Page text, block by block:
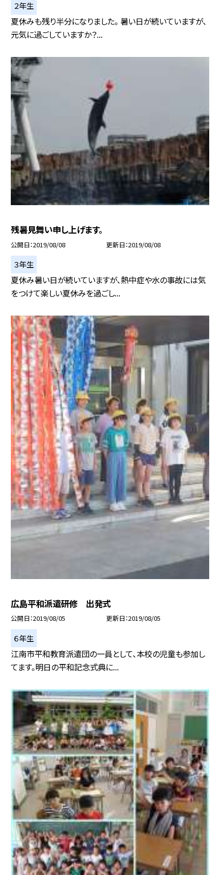
２年生
夏休みも残り半分になりました。 暑い日が続いていますが、
元気に過ごしていますか？...
残暑見舞い申し上げます。
公開日 2019/08/08 更新日 2019/08/08
３年生
夏休み暑い日が続いていますが、熱中症や水の事故には気
をつけて楽しい夏休みを過ごし...
広島平和派遣研修 出発式
公開日 2019/08/05 更新日 2019/08/05
６年生
江南市平和教育派遣団の一員として、本校の児童も参加し
てます。明日の平和記念式典に...